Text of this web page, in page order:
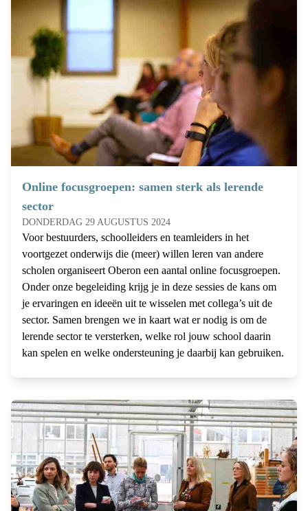
Online focusgroepen: samen sterk als lerende
sector
DONDERDAG 29 AUGUSTUS 2024
Voor bestuurders, schoolleiders en teamleiders in het
voortgezet onderwijs die (meer) willen leren van andere
scholen organiseert Oberon een aantal online focusgroepen.
Onder onze begeleiding krijg je in deze sessies de kans om
je ervaringen en ideeën uit te wisselen met collega’s uit de
sector. Samen brengen we in kaart wat er nodig is om de
lerende sector te versterken, welke rol jouw school daarin
kan spelen en welke ondersteuning je daarbij kan gebruiken.